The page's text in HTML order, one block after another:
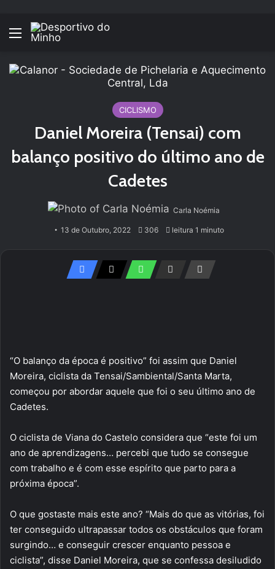
Menu
CICLISMO
Daniel Moreira (Tensai) com
balanço positivo do último ano de
Cadetes
Carla Noémia
13 de Outubro, 2022 306 leitura 1 minuto
“O balanço da época é positivo” foi assim que Daniel
Moreira, ciclista da Tensai/Sambiental/Santa Marta,
começou por abordar aquele que foi o seu último ano de
Cadetes.
O ciclista de Viana do Castelo considera que “este foi um
ano de aprendizagens… percebi que tudo se consegue
com trabalho e é com esse espírito que parto para a
próxima época”.
O que gostaste mais este ano? “Mais do que as vitórias, foi
ter conseguido ultrapassar todos os obstáculos que foram
surgindo… e conseguir crescer enquanto pessoa e
ciclista”, disse Daniel Moreira, que se confessa desiludido